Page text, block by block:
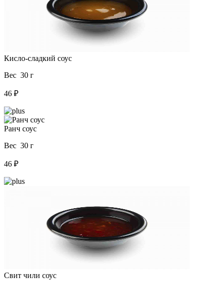
Кисло-сладкий соус
Вес 30 г
46 ₽
Ранч соус
Вес 30 г
46 ₽
Свит чили соус